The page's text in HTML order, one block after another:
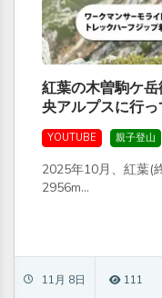
紅葉の木曽駒ケ
央アルプスに行
ーも]
YOUTUBE 親子登山
2025年10月、紅葉(
2956m...
11月 8日 111